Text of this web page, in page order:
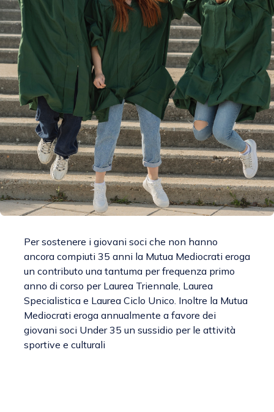
Per sostenere i giovani soci che non hanno
ancora compiuti 35 anni la Mutua Mediocrati eroga
un contributo una tantuma per frequenza primo
anno di corso per Laurea Triennale, Laurea
Specialistica e Laurea Ciclo Unico. Inoltre la Mutua
Mediocrati eroga annualmente a favore dei
giovani soci Under 35 un sussidio per le attività
sportive e culturali